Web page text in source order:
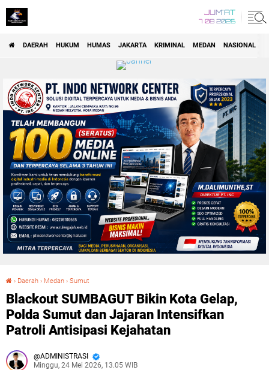
JUM'AT
7 08 2026
DAERAH HUKUM HUMAS JAKARTA KRIMINAL MEDAN NASIONAL
› Daerah › Medan › Sumut
Blackout SUMBAGUT Bikin Kota Gelap,
Polda Sumut dan Jajaran Intensifkan
Patroli Antisipasi Kejahatan
ADMINISTRASI
Minggu, 24 Mei 2026, 13.05 WIB